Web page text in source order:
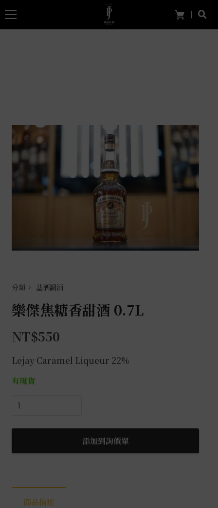
基酒調酒
樂傑焦糖香甜酒 0.7L
NT$550
Lejay Caramel Liqueur 22%
有現貨
樂
焦
香
0.7L
添加到詢價單
商品描述